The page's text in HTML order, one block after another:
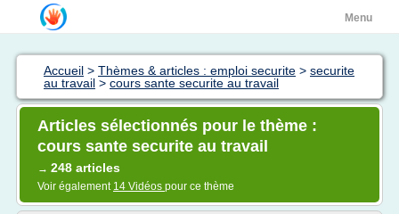
Menu
Accueil > Thèmes & articles : emploi securite > securite
au travail > cours sante securite au travail
Articles sélectionnés pour le thème :
cours sante securite au travail
→ 248 articles
Voir également 14 Vidéos pour ce thème